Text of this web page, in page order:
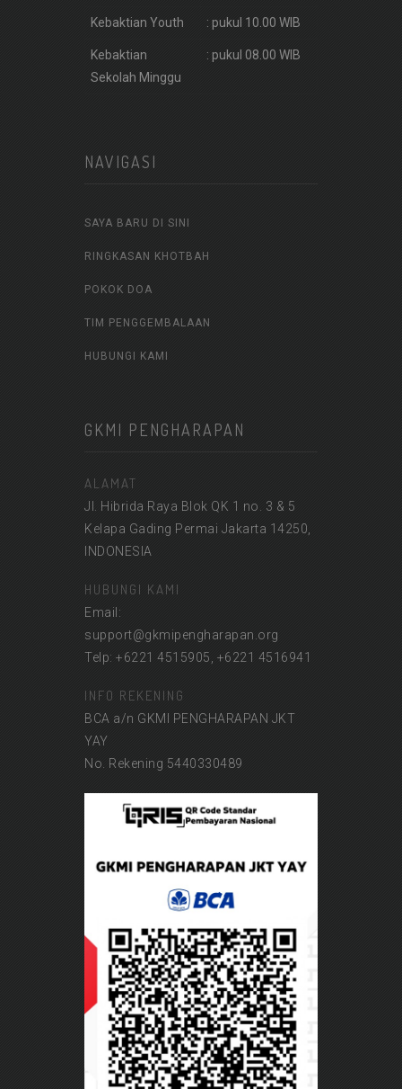
Kebaktian Youth : pukul 10.00 WIB
Kebaktian
Sekolah Minggu
: pukul 08.00 WIB
NAVIGASI
SAYA BARU DI SINI
RINGKASAN KHOTBAH
POKOK DOA
TIM PENGGEMBALAAN
HUBUNGI KAMI
GKMI PENGHARAPAN
ALAMAT
Jl. Hibrida Raya Blok QK 1 no. 3 & 5
Kelapa Gading Permai Jakarta 14250,
INDONESIA
HUBUNGI KAMI
Email:
support@gkmipengharapan.org
Telp: +6221 4515905, +6221 4516941
INFO REKENING
BCA a/n GKMI PENGHARAPAN JKT
YAY
No. Rekening 5440330489